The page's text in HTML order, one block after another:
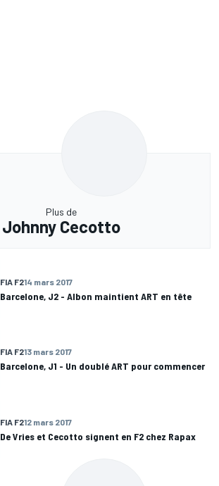
Plus de
Johnny Cecotto
FIA F214 mars 2017
Barcelone, J2 - Albon maintient ART en tête
FIA F213 mars 2017
Barcelone, J1 - Un doublé ART pour commencer
FIA F212 mars 2017
De Vries et Cecotto signent en F2 chez Rapax